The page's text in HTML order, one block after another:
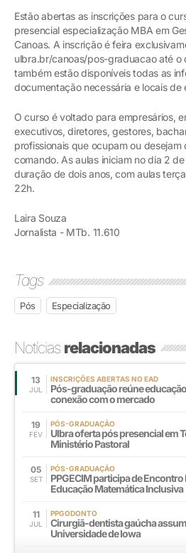
Estão abertas as inscrições para o
presencial especialização MBA em
Canoas. A inscrição é feira
ulbra.br/canoas/pos-graduacao até o
também estão disponíveis todas as
documentação necessária e locais de
O curso é voltado para empresários,
executivos, diretores, gestores,
profissionais que ocupam ou
comando. As aulas iniciam no dia 2
duração de dois anos, com aulas
22h.
Laira Souza
Jornalista - MTb. 11.610
Tags
Pós Especialização
Notíciasrelacionadas
13
JUL
INSCRIÇÕES ABERTAS NO EAD
Pós-graduação reúne
conexão com o mercado
19
FEV
PÓS-GRADUAÇÃO
Ulbra oferta pós presencial em
Ministério Pastoral
05
SET
PÓS-GRADUAÇÃO
PPGECIM participa de
Educação Matemática Inclusiva
11
JUL
PPGODONTO
Cirurgiã-dentista gaúcha
Universidade de Iowa